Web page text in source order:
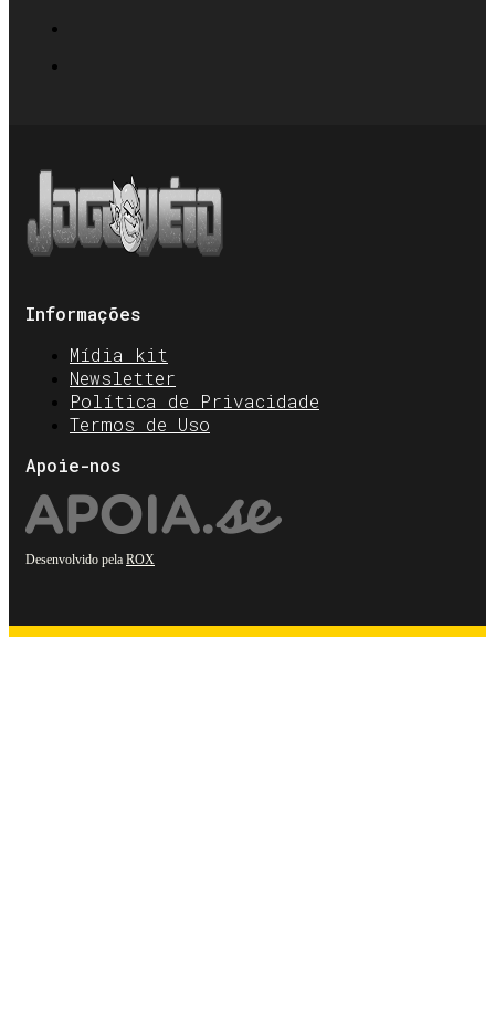
Informações
Mídia kit
Newsletter
Política de Privacidade
Termos de Uso
Apoie-nos
Desenvolvido pela ROX